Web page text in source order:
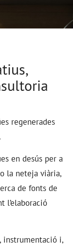
regenerades
en desús per a
la neteja viària,
de fonts de
l’elaboració
instrumentació i,